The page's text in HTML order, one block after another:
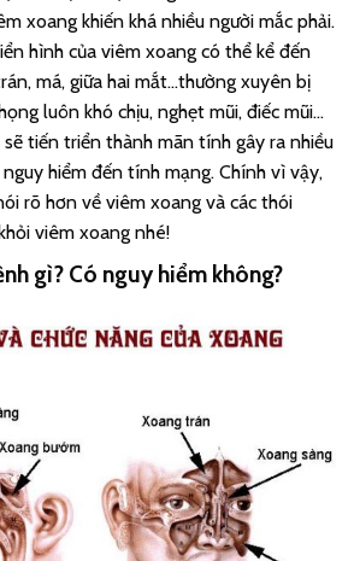
xoang khiến khá nhiều người mắc phải.
hình của viêm xoang có thể kể đến
má, giữa hai mắt…thường xuyên bị
luôn khó chịu, nghẹt mũi, điếc mũi…
tiến triển thành mãn tính gây ra nhiều
hiểm đến tính mạng. Chính vì vậy,
rõ hơn về viêm xoang và các thói
viêm xoang nhé!
gì? Có nguy hiểm không?